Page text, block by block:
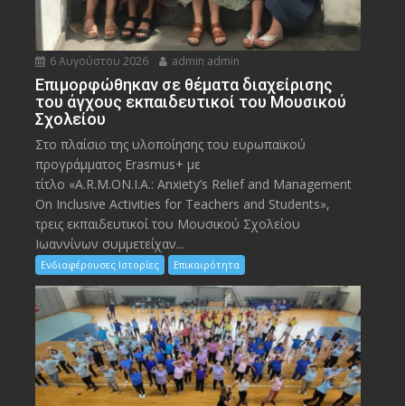
6 Αυγούστου 2026 admin admin
Eπιμορφώθηκαν σε θέματα διαχείρισης
του άγχους εκπαιδευτικοί του Μουσικού
Σχολείου
Στο πλαίσιο της υλοποίησης του ευρωπαϊκού
προγράμματος Erasmus+ με
τίτλο «A.R.M.ON.I.A.: Anxiety’s Relief and Management
On Inclusive Activities for Teachers and Students»,
τρεις εκπαιδευτικοί του Μουσικού Σχολείου
Ιωαννίνων συμμετείχαν...
Ενδιαφέρουσες Ιστορίες Επικαιρότητα